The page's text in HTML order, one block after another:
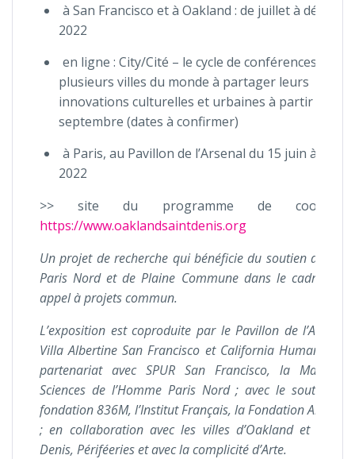
à San Francisco et à Oakland : de juillet à
2022
en ligne : City/Cité – le cycle de conférences invite
plusieurs villes du monde à partager leurs
innovations culturelles et urbaines à partir de
septembre (dates à confirmer)
à Paris, au Pavillon de l’Arsenal du 15 juin à fin
2022
>> site du programme de
https://www.oaklandsaintdenis.org
Un projet de recherche qui bénéficie du soutien de la
Paris Nord et de Plaine Commune dans le cadre de
appel à projets commun.
L’exposition est coproduite par le Pavillon de
Villa Albertine San Francisco et California Humanities ;
partenariat avec SPUR San Francisco, la Maison
Sciences de l’Homme Paris Nord ; avec le soutien
fondation 836M, l’Institut Français, la Fondation Art
; en collaboration avec les villes d’Oakland et de
Denis, Périféeries et avec la complicité d’Arte.